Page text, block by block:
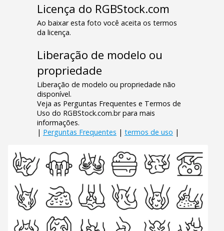
Licença do RGBStock.com
Ao baixar esta foto você aceita os termos
da licença.
Liberação de modelo ou
propriedade
Liberação de modelo ou propriedade não
disponível.
Veja as Perguntas Frequentes e Termos de
Uso do RGBStock.com.br para mais
informações.
| Perguntas Frequentes | termos de uso |